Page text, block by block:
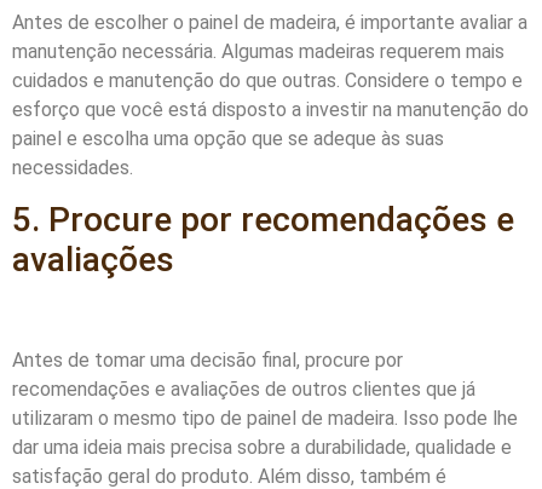
Antes de escolher o painel de madeira, é importante avaliar a
manutenção necessária. Algumas madeiras requerem mais
cuidados e manutenção do que outras. Considere o tempo e
esforço que você está disposto a investir na manutenção do
painel e escolha uma opção que se adeque às suas
necessidades.
5. Procure por recomendações e
avaliações
Antes de tomar uma decisão final, procure por
recomendações e avaliações de outros clientes que já
utilizaram o mesmo tipo de painel de madeira. Isso pode lhe
dar uma ideia mais precisa sobre a durabilidade, qualidade e
satisfação geral do produto. Além disso, também é